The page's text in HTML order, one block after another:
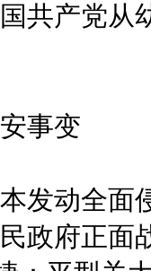
产党从
事变
动全面
政府正面